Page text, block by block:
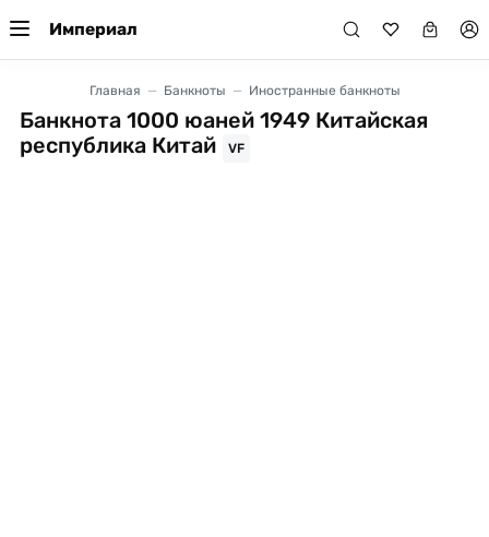
Империал
Главная Банкноты Иностранные банкноты
Банкнота 1000 юаней 1949 Китайская
республика Китай
VF